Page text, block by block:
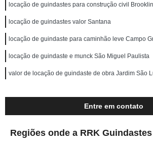
locação de guindastes para construção civil Brooklin
locação de guindastes valor Santana
locação de guindaste para caminhão leve Campo
locação de guindaste e munck São Miguel Paulista
valor de locação de guindaste de obra Jardim São
Entre em contato
Regiões onde a RRK